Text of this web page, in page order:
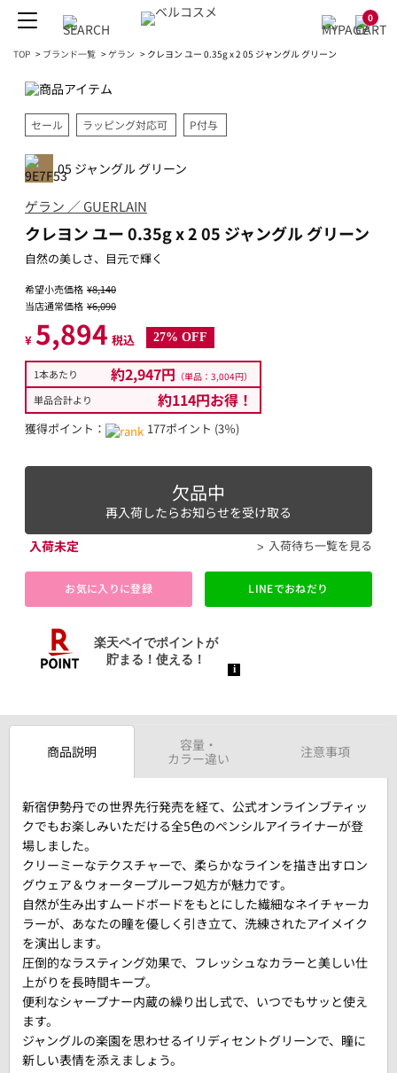
0
TOP > ブランド一覧 >ゲラン > クレヨン ユー 0.35g x 2 05 ジャングル グリーン
セール ラッピング対応可 P付与
05 ジャングル グリーン
ゲラン ／ GUERLAIN
クレヨン ユー 0.35g x 2 05 ジャングル グリーン
自然の美しさ、目元で輝く
希望小売価格 ¥8,140
当店通常価格 ¥6,090
¥ 5,894 税込 27% OFF
1本あたり 約2,947円 （単品：3,004円）
単品合計より 約114円お得！
獲得ポイント： 177ポイント (3％)
欠品中
再入荷したらお知らせを受け取る
入荷未定
入荷待ち一覧を見る
お気に入りに登録 LINEでおねだり
商品説明
容量・
カラー違い
注意事項
新宿伊勢丹での世界先行発売を経て、公式オンラインブティッ
クでもお楽しみいただける全5色のペンシルアイライナーが登
場しました。
クリーミーなテクスチャーで、柔らかなラインを描き出すロン
グウェア＆ウォータープルーフ処方が魅力です。
自然が生み出すムードボードをもとにした繊細なネイチャーカ
ラーが、あなたの瞳を優しく引き立て、洗練されたアイメイク
を演出します。
圧倒的なラスティング効果で、フレッシュなカラーと美しい仕
上がりを長時間キープ。
便利なシャープナー内蔵の繰り出し式で、いつでもサッと使え
ます。
ジャングルの楽園を思わせるイリディセントグリーンで、瞳に
新しい表情を添えましょう。